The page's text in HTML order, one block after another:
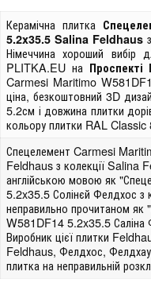
Керамічна плитка
5.2x35.5 Salina Feldhaus
Німеччина хороший вибір
PLITKA.EU на
Carmesi Maritimo
ціна, безкоштовний 3D
5.2см і довжина плитки
кольору плитки RAL Classic
Спецелемент Carmesi
Feldhaus з колекції Salina
англійською мовою як
5.2x35.5 Солінєй Фелдхос з
неправильно прочитаном як
W581DF14 5.2x35.5 Саліна
Виробник цієї плитки
Feldhaus, Фелдхос,
плитка на неправильній